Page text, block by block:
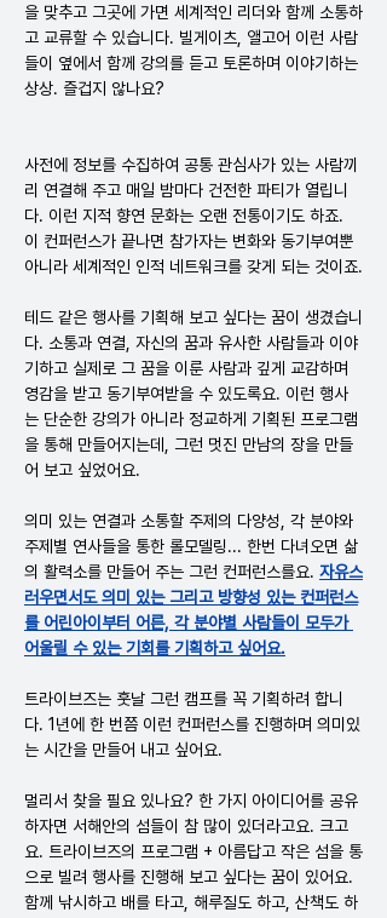
을 맞추고 그곳에 가면 세계적인 리더와 함께 소통하
고 교류할 수 있습니다. 빌게이츠, 앨고어 이런 사람
들이 옆에서 함께 강의를 듣고 토론하며 이야기하는
상상. 즐겁지 않나요?
사전에 정보를 수집하여 공통 관심사가 있는 사람끼
리 연결해 주고 매일 밤마다 건전한 파티가 열립니
다. 이런 지적 향연 문화는 오랜 전통이기도 하죠.
이 컨퍼런스가 끝나면 참가자는 변화와 동기부여뿐
아니라 세계적인 인적 네트워크를 갖게 되는 것이죠.
테드 같은 행사를 기획해 보고 싶다는 꿈이 생겼습니
다. 소통과 연결, 자신의 꿈과 유사한 사람들과 이야
기하고 실제로 그 꿈을 이룬 사람과 깊게 교감하며
영감을 받고 동기부여받을 수 있도록요. 이런 행사
는 단순한 강의가 아니라 정교하게 기획된 프로그램
을 통해 만들어지는데, 그런 멋진 만남의 장을 만들
어 보고 싶었어요.
의미 있는 연결과 소통할 주제의 다양성, 각 분야와
주제별 연사들을 통한 롤모델링... 한번 다녀오면 삶
의 활력소를 만들어 주는 그런 컨퍼런스를요. 자유스
러우면서도 의미 있는 그리고 방향성 있는 컨퍼런스
를 어린아이부터 어른, 각 분야별 사람들이 모두가
어울릴 수 있는 기회를 기획하고 싶어요.
트라이브즈는 훗날 그런 캠프를 꼭 기획하려 합니
다. 1년에 한 번쯤 이런 컨퍼런스를 진행하며 의미있
는 시간을 만들어 내고 싶어요.
멀리서 찾을 필요 있나요? 한 가지 아이디어를 공유
하자면 서해안의 섬들이 참 많이 있더라고요. 크고
요. 트라이브즈의 프로그램 + 아름답고 작은 섬을 통
으로 빌려 행사를 진행해 보고 싶다는 꿈이 있어요.
함께 낚시하고 배를 타고, 해루질도 하고, 산책도 하